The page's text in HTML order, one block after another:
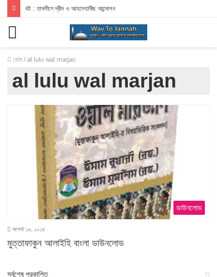
বই : তাবলীগে দ্বীন ও আহলেহাদীছ আন্দোলন
হোম / al lulu wal marjan
al lulu wal marjan
ডাউনলোড
আগস্ট ১৬, ২০১৪
মুত্তাফাকুন আলাইহি বাংলা ডাউনলোড
স‍র্বশেষ প্রকাশিত